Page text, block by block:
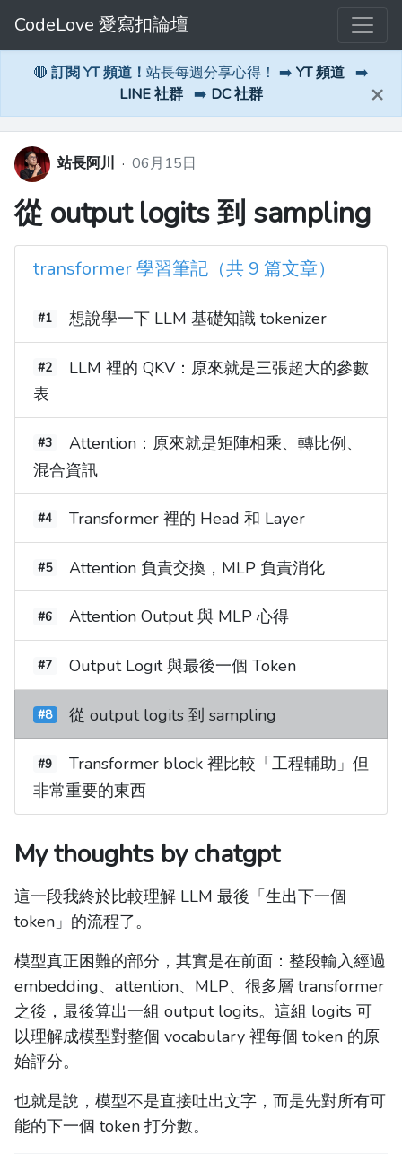
CodeLove 愛寫扣論壇
🔴 訂閱 YT 頻道！ 站長每週分享心得！ ➡️ YT 頻道 ➡️
LINE 社群 ➡️ DC 社群 ×
站長阿川 · 06月15日
從 output logits 到 sampling
transformer 學習筆記（共 9 篇文章）
#1 想說學一下 LLM 基礎知識 tokenizer
#2
LLM 裡的 QKV：原來就是三張超大的參數
表
#3
Attention：原來就是矩陣相乘、轉比例、
混合資訊
#4 Transformer 裡的 Head 和 Layer
#5 Attention 負責交換，MLP 負責消化
#6 Attention Output 與 MLP 心得
#7 Output Logit 與最後一個 Token
#8 從 output logits 到 sampling
#9
Transformer block 裡比較「工程輔助」但
非常重要的東西
My thoughts by chatgpt
這一段我終於比較理解 LLM 最後「生出下一個
token」的流程了。
模型真正困難的部分，其實是在前面：整段輸入經過
embedding、attention、MLP、很多層 transformer
之後，最後算出一組 output logits。這組 logits 可
以理解成模型對整個 vocabulary 裡每個 token 的原
始評分。
也就是說，模型不是直接吐出文字，而是先對所有可
能的下一個 token 打分數。